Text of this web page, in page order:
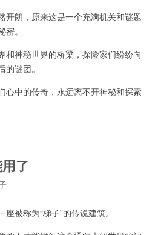
朗，原来这是一个充满机关和谜题
。
神秘世界的桥梁，探险家们纷纷向
谜团。
中的传奇，永远离不开神秘和探索
了
称为“梯子”的传说建筑。